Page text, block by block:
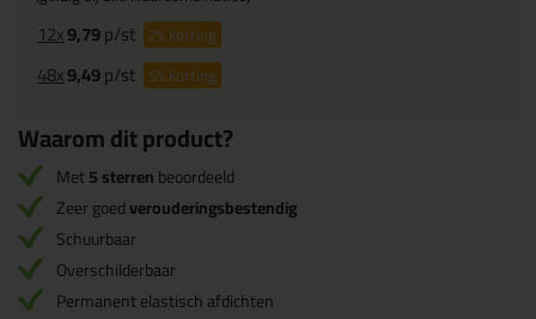
12x9,79p/st 2%korting
48x9,49p/st 5%korting
Waarom dit product?
Met5 sterrenbeoordeeld
Zeer goedverouderingsbestendig
Schuurbaar
Overschilderbaar
Permanent elastisch afdichten